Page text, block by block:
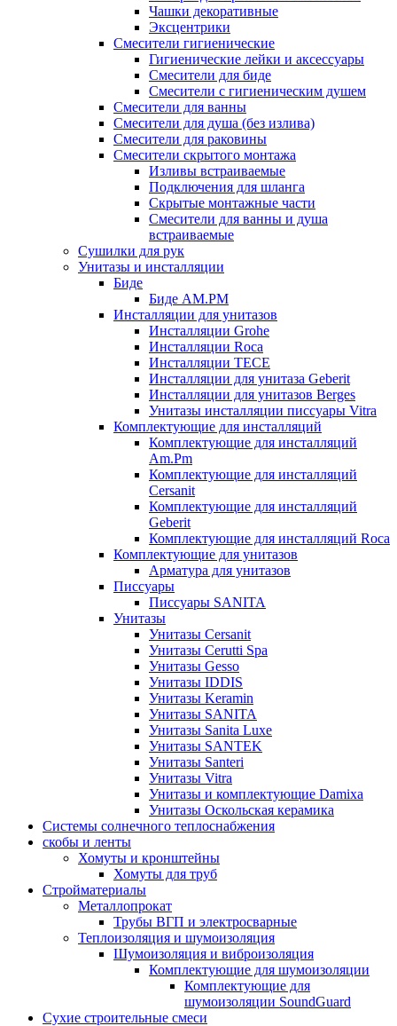
Чашки декоративные
Эксцентрики
Смесители гигиенические
Гигиенические лейки и аксессуары
Смесители для биде
Смесители с гигиеническим душем
Смесители для ванны
Смесители для душа (без излива)
Смесители для раковины
Смесители скрытого монтажа
Изливы встраиваемые
Подключения для шланга
Скрытые монтажные части
Смесители для ванны и душа
встраиваемые
Сушилки для рук
Унитазы и инсталляции
Биде
Биде AM.PM
Инсталляции для унитазов
Инсталляции Grohe
Инсталляции Roca
Инсталляции TECE
Инсталляции для унитаза Geberit
Инсталляции для унитазов Berges
Унитазы инсталляции писсуары Vitra
Комплектующие для инсталляций
Комплектующие для инсталляций
Am.Pm
Комплектующие для инсталляций
Cersanit
Комплектующие для инсталляций
Geberit
Комплектующие для инсталляций Roca
Комплектующие для унитазов
Арматура для унитазов
Писсуары
Писсуары SANITA
Унитазы
Унитазы Cersanit
Унитазы Cerutti Spa
Унитазы Gesso
Унитазы IDDIS
Унитазы Keramin
Унитазы SANITA
Унитазы Sanita Luxe
Унитазы SANTEK
Унитазы Santeri
Унитазы Vitra
Унитазы и комплектующие Damixa
Унитазы Оскольская керамика
Системы солнечного теплоснабжения
скобы и ленты
Хомуты и кронштейны
Хомуты для труб
Стройматериалы
Металлопрокат
Трубы ВГП и электросварные
Теплоизоляция и шумоизоляция
Шумоизоляция и виброизоляция
Комплектующие для шумоизоляции
Комплектующие для
шумоизоляции SoundGuard
Сухие строительные смеси